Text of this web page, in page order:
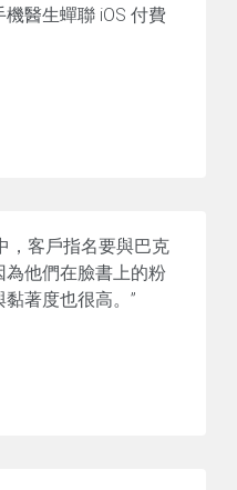
醫生蟬聯 iOS 付費
，客戶指名要與巴克
他們在臉書上的粉
著度也很高。”